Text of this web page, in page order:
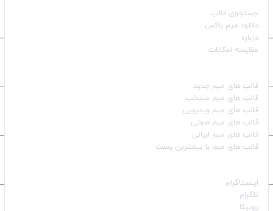
جستجوی قالب
دانلود میم باکس
درباره
مقایسه امکانات
قالب‌ های میم جدید
قالب‌ های میم منتخب
قالب‌ های میم ویدیویی
قالب‌ های میم صوتی
قالب‌ های میم ایرانی
قالب‌ های میم با بیشترین پست
اینستاگرام
تلگرام
روبیکا